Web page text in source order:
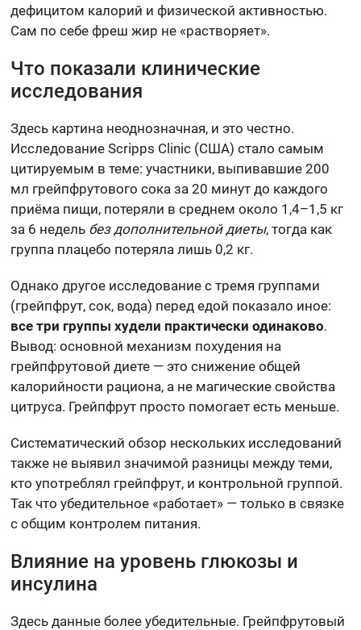
дефицитом калорий и физической активностью.
Сам по себе фреш жир не «растворяет».
Что показали клинические
исследования
Здесь картина неоднозначная, и это честно.
Исследование Scripps Clinic (США) стало самым
цитируемым в теме: участники, выпивавшие 200
мл грейпфрутового сока за 20 минут до каждого
приёма пищи, потеряли в среднем около 1,4–1,5 кг
за 6 недель без дополнительной диеты, тогда как
группа плацебо потеряла лишь 0,2 кг.
Однако другое исследование с тремя группами
(грейпфрут, сок, вода) перед едой показало иное:
все три группы худели практически одинаково.
Вывод: основной механизм похудения на
грейпфрутовой диете — это снижение общей
калорийности рациона, а не магические свойства
цитруса. Грейпфрут просто помогает есть меньше.
Систематический обзор нескольких исследований
также не выявил значимой разницы между теми,
кто употреблял грейпфрут, и контрольной группой.
Так что убедительное «работает» — только в связке
с общим контролем питания.
Влияние на уровень глюкозы и
инсулина
Здесь данные более убедительные. Грейпфрутовый